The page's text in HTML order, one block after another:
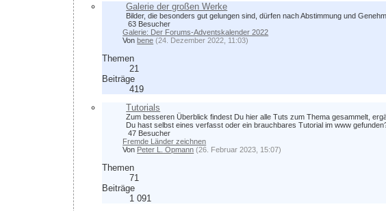
Galerie der großen Werke
Bilder, die besonders gut gelungen sind, dürfen nach Abstimmung und
63 Besucher
Galerie: Der Forums-Adventskalender 2022
Vonbene (24. Dezember 2022, 11:03)
Themen
21
Beiträge
419
Tutorials
Zum besseren Überblick findest Du hier alle Tuts zum Thema gesammelt,
Du hast selbst eines verfasst oder ein brauchbares Tutorial im www
47 Besucher
Fremde Länder zeichnen
Von Peter L. Opmann (26. Februar 2023, 15:07)
Themen
71
Beiträge
1 091